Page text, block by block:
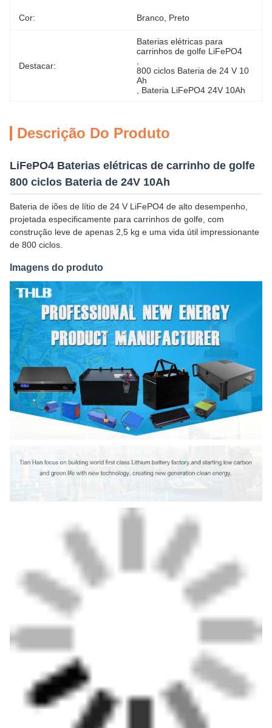
Cor: Branco, Preto
Destacar:
Baterias elétricas para
carrinhos de golfe LiFePO4
800 ciclos Bateria de 24 V 10
Ah
Bateria LiFePO4 24V 10Ah
Descrição Do Produto
LiFePO4 Baterias elétricas de carrinho de golfe
800 ciclos Bateria de 24V 10Ah
Bateria de iões de lítio de 24 V LiFePO4 de alto desempenho,
projetada especificamente para carrinhos de golfe, com
construção leve de apenas 2,5 kg e uma vida útil impressionante
de 800 ciclos.
Imagens do produto